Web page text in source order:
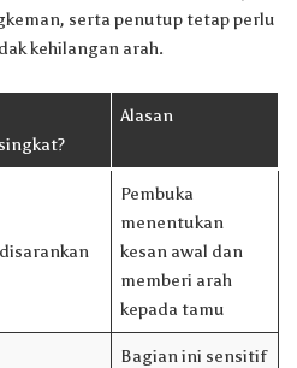
serta penutup tetap perlu
kehilangan arah.
Alasan
Pembuka
menentukan
kesan awal dan
memberi arah
kepada tamu
Bagian ini sensitif